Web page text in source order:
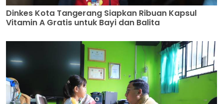
Dinkes Kota Tangerang Siapkan Ribuan Kapsul
Vitamin A Gratis untuk Bayi dan Balita